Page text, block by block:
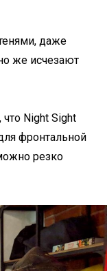
даже
же исчезают
Night Sight
фронтальной
резко